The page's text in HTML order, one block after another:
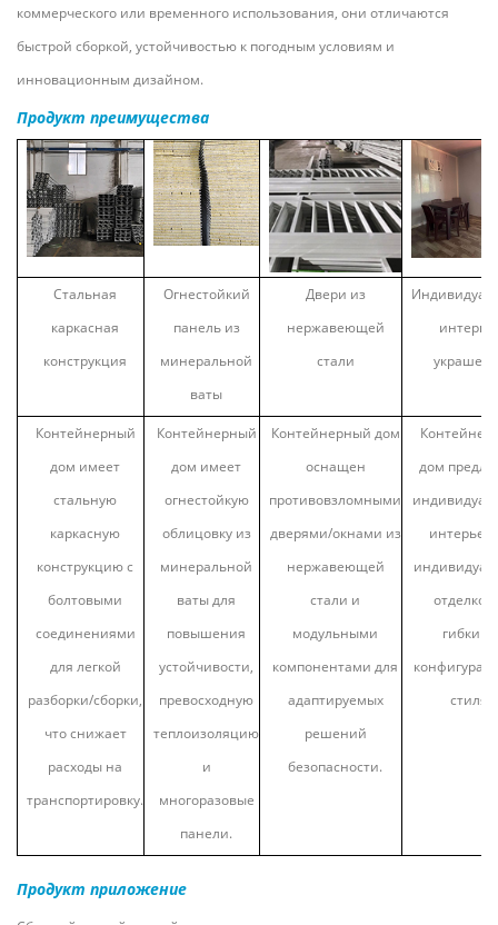
коммерческого или временного использования, они отличаются
быстрой сборкой, устойчивостью к погодным условиям и
инновационным дизайном.
Продукт преимущества
Стальная
каркасная
конструкция
Огнестойкий
панель из
минеральной
ваты
Двери из
нержавеющей
стали
Контейнерный
дом имеет
стальную
каркасную
конструкцию с
болтовыми
соединениями
для легкой
разборки/сборки,
что снижает
расходы на
транспортировку.
Контейнерный
дом имеет
огнестойкую
облицовку из
минеральной
ваты для
повышения
устойчивости,
превосходную
теплоизоляцию
и
многоразовые
панели.
Контейнерный дом
оснащен
противовзломными
дверями/окнами из
нержавеющей
стали и
модульными
компонентами для
адаптируемых
решений
безопасности.
дом
гибкими
стиля.
Продукт приложение